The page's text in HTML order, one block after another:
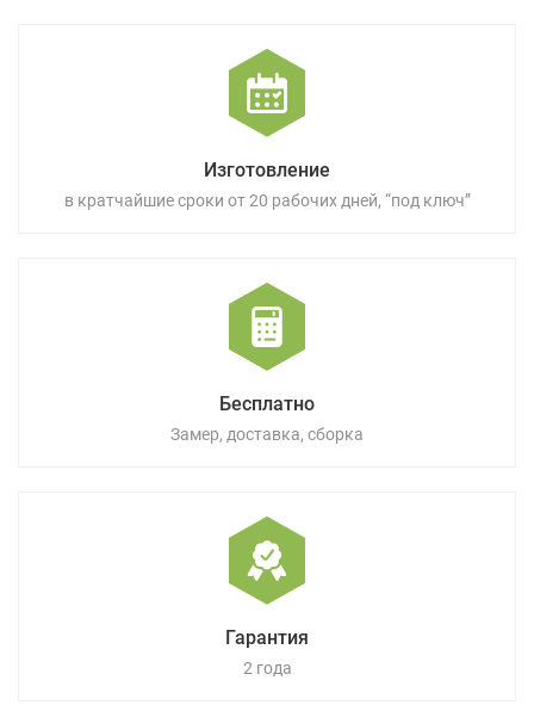
Изготовление
в кратчайшие сроки от 20 рабочих дней, “под ключ”
Бесплатно
Замер, доставка, сборка
Гарантия
2 года